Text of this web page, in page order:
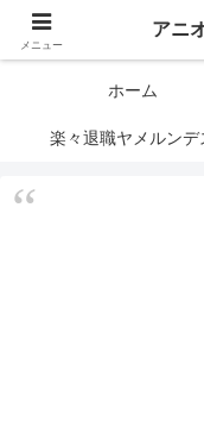
アニメオタクで元サラリー
ホーム
楽々退職ヤメルンデ
メニュー
アニ